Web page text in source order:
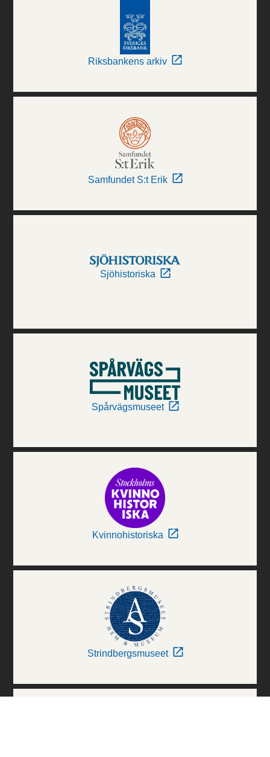
Riksbankens arkiv
Samfundet S:t Erik
Sjöhistoriska
Spårvägsmuseet
Kvinnohistoriska
Strindbergsmuseet